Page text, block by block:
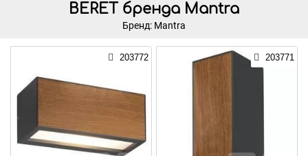
BERET бренда Mantra
Бренд: Mantra
203772 203771